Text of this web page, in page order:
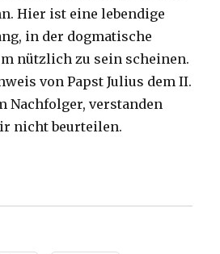
Hier ist eine lebendige
in der dogmatische
nützlich zu sein scheinen.
von Papst Julius dem II.
Nachfolger, verstanden
nicht beurteilen.